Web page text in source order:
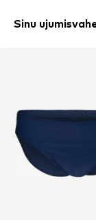
Sinu